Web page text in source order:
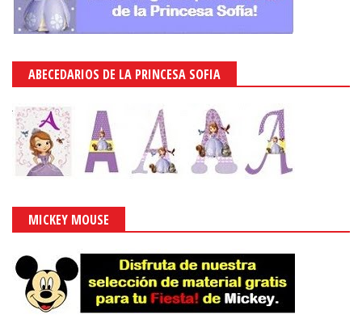
ABECEDARIOS DE LA PRINCESA SOFIA
MICKEY MOUSE